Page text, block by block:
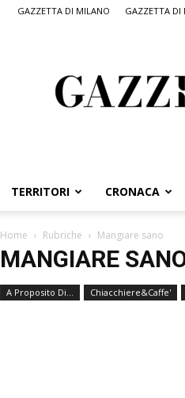
GAZZETTA DI MILANO GAZZETTA DI
il
TERRITORI CRONACA
Home Rubriche Mangiare sano
MANGIARE
A Proposito Di... Chiacchiere&Caffe'